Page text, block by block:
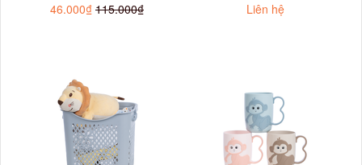
46.000₫ 115.000₫
Liên hệ